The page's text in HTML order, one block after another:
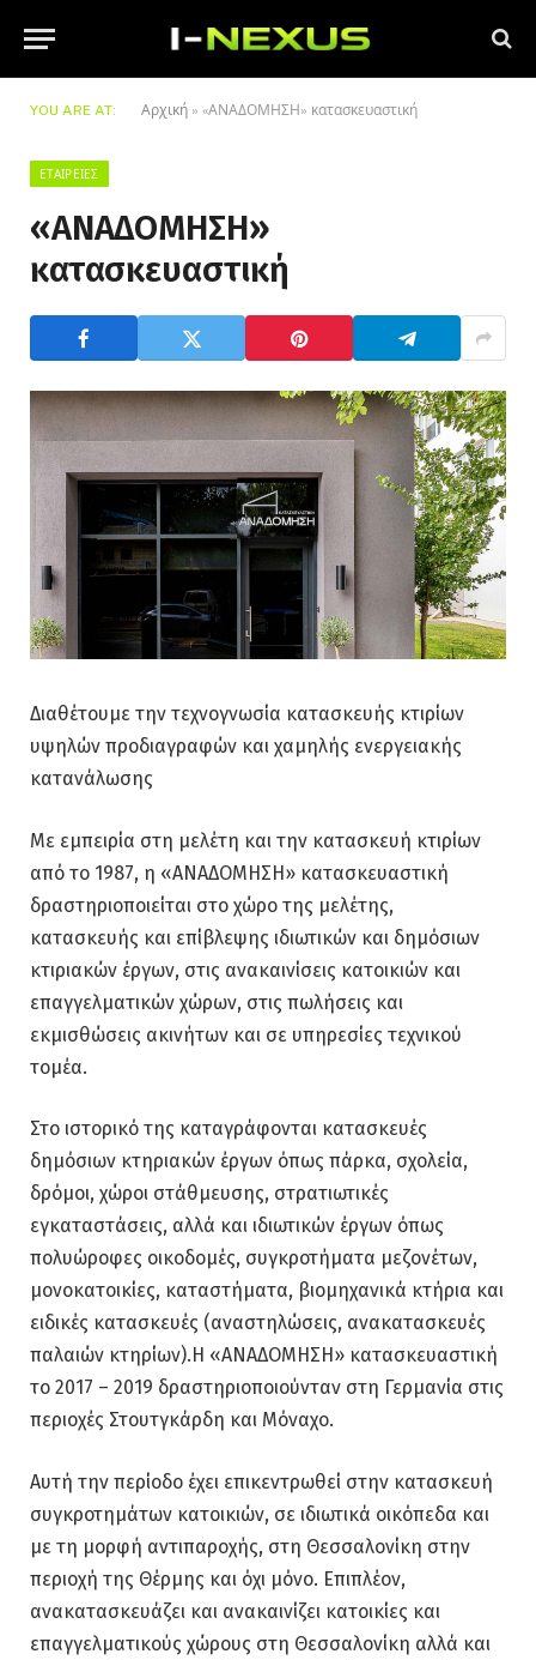
YOU ARE AT: Αρχική » «ΑΝΑΔΟΜΗΣΗ» κατασκευαστική
ΕΤΑΙΡΕΊΕΣ
«ΑΝΑΔΟΜΗΣΗ»
κατασκευαστική
Διαθέτουμε την τεχνογνωσία κατασκευής κτιρίων
υψηλών προδιαγραφών και χαμηλής ενεργειακής
κατανάλωσης
Με εμπειρία στη μελέτη και την κατασκευή κτιρίων
από το 1987, η «ΑΝΑΔΟΜΗΣΗ» κατασκευαστική
δραστηριοποιείται στο χώρο της μελέτης,
κατασκευής και επίβλεψης ιδιωτικών και δημόσιων
κτιριακών έργων, στις ανακαινίσεις κατοικιών και
επαγγελματικών χώρων, στις πωλήσεις και
εκμισθώσεις ακινήτων και σε υπηρεσίες τεχνικού
τομέα.
Στο ιστορικό της καταγράφονται κατασκευές
δημόσιων κτηριακών έργων όπως πάρκα, σχολεία,
δρόμοι, χώροι στάθμευσης, στρατιωτικές
εγκαταστάσεις, αλλά και ιδιωτικών έργων όπως
πολυώροφες οικοδομές, συγκροτήματα μεζονέτων,
μονοκατοικίες, καταστήματα, βιομηχανικά κτήρια και
ειδικές κατασκευές (αναστηλώσεις, ανακατασκευές
παλαιών κτηρίων).Η «ΑΝΑΔΟΜΗΣΗ» κατασκευαστική
το 2017 – 2019 δραστηριοποιούνταν στη Γερμανία στις
περιοχές Στουτγκάρδη και Μόναχο.
Αυτή την περίοδο έχει επικεντρωθεί στην κατασκευή
συγκροτημάτων κατοικιών, σε ιδιωτικά οικόπεδα και
με τη μορφή αντιπαροχής, στη Θεσσαλονίκη στην
περιοχή της Θέρμης και όχι μόνο. Επιπλέον,
ανακατασκευάζει και ανακαινίζει κατοικίες και
επαγγελματικούς χώρους στη Θεσσαλονίκη αλλά και